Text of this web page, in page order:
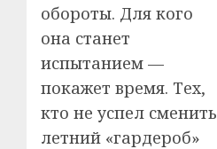
обороты. Для кого
она станет
испытанием —
покажет время. Тех,
кто не успел сменить
летний «гардероб»